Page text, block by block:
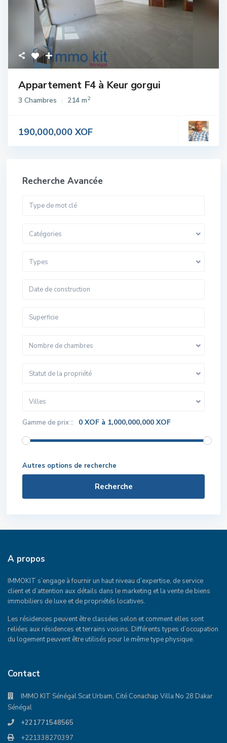
Appartement F4 à Keur gorgui
3 Chambres 214 m2
190,000,000 XOF
Recherche Avancée
Catégories
Types
Nombre de chambres
Statut de la propriété
Villes
Gamme de prix :: 0 XOF à 1,000,000,000 XOF
Autres options de recherche
Recherche
A propos
IMMOKIT s’engage à fournir un haut niveau d’expertise, de service
client et d’attention aux détails dans le marketing et la vente de biens
immobiliers de luxe et de propriétés locatives.
Les résidences peuvent être classées selon et comment elles sont
reliées aux résidences et terrains voisins. Différents types d’occupation
du logement peuvent être utilisés pour le même type physique.
Contact
IMMO KIT Sénégal Scat Urbam, Cité Conachap Villa No 28 Dakar
Sénégal
+221771548565
+221338270397